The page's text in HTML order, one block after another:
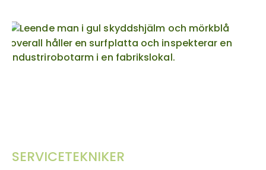
SERVICETEKNIKER